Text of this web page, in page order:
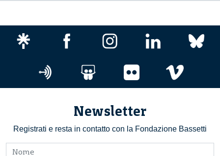
Newsletter
Registrati e resta in contatto con la Fondazione Bassetti